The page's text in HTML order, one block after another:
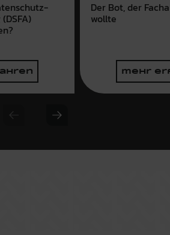
Der Bot, der
wollte
mehr
Previous slide
Next slide